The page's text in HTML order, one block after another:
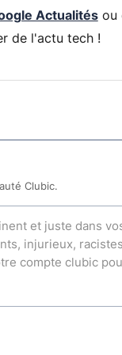
Actualitésou
de l'actu tech !
Clubic.